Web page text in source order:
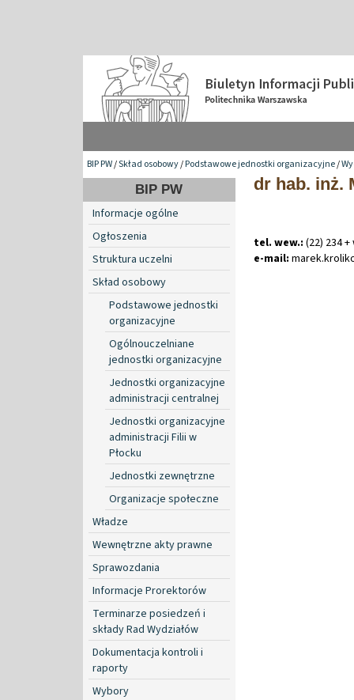
BIP PW/Skład osobowy/Podstawowe jednostki organizacyjne/
BIP PW
Informacje ogólne
Ogłoszenia
Struktura uczelni
Skład osobowy
Podstawowe jednostki
organizacyjne
Ogólnouczelniane
jednostki organizacyjne
Jednostki organizacyjne
administracji centralnej
Jednostki organizacyjne
administracji Filii w
Płocku
Jednostki zewnętrzne
Organizacje społeczne
Władze
Wewnętrzne akty prawne
Sprawozdania
Informacje Prorektorów
Terminarze posiedzeń i
składy Rad Wydziałów
Dokumentacja kontroli i
raporty
Wybory
dr hab. inż.
tel. wew.: (22) 234
e-mail: marek.